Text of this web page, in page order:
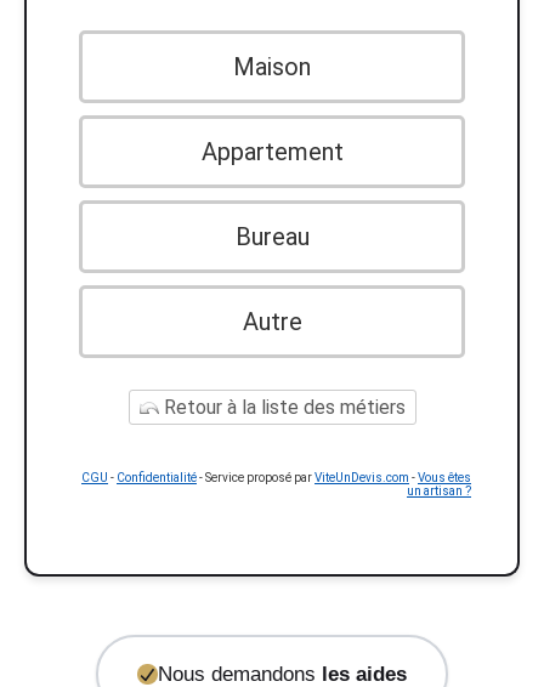
Maison
Appartement
Bureau
Autre
Retour à la liste des métiers
CGU - Confidentialité- Service proposé parViteUnDevis.com -Vous êtes
un artisan ?
Nous demandons les aides